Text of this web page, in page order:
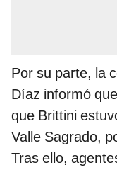
Por su parte, la
Díaz informó
que Brittini
Valle Sagrado,
Tras ello,